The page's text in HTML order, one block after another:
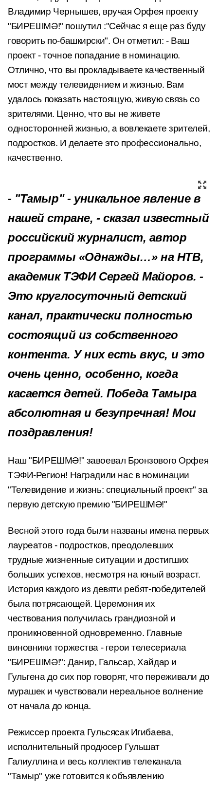
Владимир Чернышев, вручая Орфея проекту
"БИРЕШМӘ!" пошутил :"Сейчас я еще раз буду
говорить по-башкирски". Он отметил: - Ваш
проект - точное попадание в номинацию.
Отлично, что вы прокладываете качественный
мост между телевидением и жизнью. Вам
удалось показать настоящую, живую связь со
зрителями. Ценно, что вы не живете
односторонней жизнью, а вовлекаете зрителей,
подростков. И делаете это профессионально,
качественно.
- "Тамыр" - уникальное явление в
нашей стране, - сказал известный
российский журналист, автор
программы «Однажды…» на НТВ,
академик ТЭФИ Сергей Майоров. -
Это круглосуточный детский
канал, практически полностью
состоящий из собственного
контента. У них есть вкус, и это
очень ценно, особенно, когда
касается детей. Победа Тамыра
абсолютная и безупречная! Мои
поздравления!
Наш "БИРЕШМӘ!" завоевал Бронзового Орфея
ТЭФИ-Регион! Наградили нас в номинации
"Телевидение и жизнь: специальный проект" за
первую детскую премию "БИРЕШМӘ!"
Весной этого года были названы имена первых
лауреатов - подростков, преодолевших
трудные жизненные ситуации и достигших
больших успехов, несмотря на юный возраст.
История каждого из девяти ребят-победителей
была потрясающей. Церемония их
чествования получилась грандиозной и
проникновенной одновременно. Главные
виновники торжества - герои телесериала
"БИРЕШМӘ!": Данир, Гальсар, Хайдар и
Гульгена до сих пор говорят, что переживали до
мурашек и чувствовали нереальное волнение
от начала до конца.
Режиссер проекта Гульсясак Игибаева,
исполнительный продюсер Гульшат
Галиуллина и весь коллектив телеканала
"Тамыр" уже готовится к объявлению